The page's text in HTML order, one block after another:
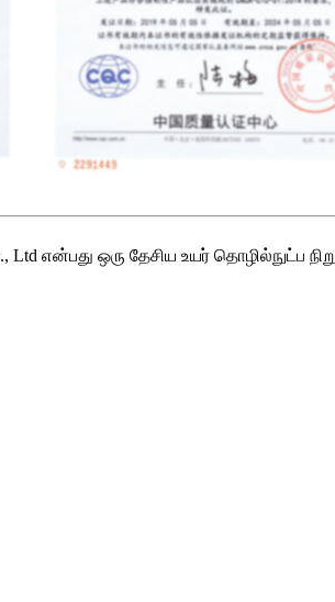
Ltd என்பது ஒரு தேசிய உயர்